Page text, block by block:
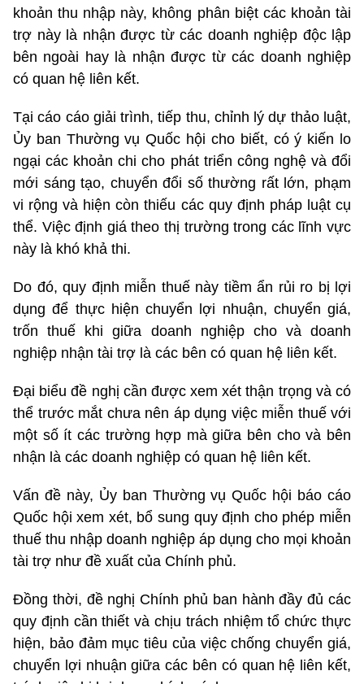
khoản thu nhập này, không phân biệt các khoản tài
trợ này là nhận được từ các doanh nghiệp độc lập
bên ngoài hay là nhận được từ các doanh nghiệp
có quan hệ liên kết.
Tại cáo cáo giải trình, tiếp thu, chỉnh lý dự thảo luật,
Ủy ban Thường vụ Quốc hội cho biết, có ý kiến lo
ngại các khoản chi cho phát triển công nghệ và đổi
mới sáng tạo, chuyển đổi số thường rất lớn, phạm
vi rộng và hiện còn thiếu các quy định pháp luật cụ
thể. Việc định giá theo thị trường trong các lĩnh vực
này là khó khả thi.
Do đó, quy định miễn thuế này tiềm ẩn rủi ro bị lợi
dụng để thực hiện chuyển lợi nhuận, chuyển giá,
trốn thuế khi giữa doanh nghiệp cho và doanh
nghiệp nhận tài trợ là các bên có quan hệ liên kết.
Đại biểu đề nghị cần được xem xét thận trọng và có
thể trước mắt chưa nên áp dụng việc miễn thuế với
một số ít các trường hợp mà giữa bên cho và bên
nhận là các doanh nghiệp có quan hệ liên kết.
Vấn đề này, Ủy ban Thường vụ Quốc hội báo cáo
Quốc hội xem xét, bổ sung quy định cho phép miễn
thuế thu nhập doanh nghiệp áp dụng cho mọi khoản
tài trợ như đề xuất của Chính phủ.
Đồng thời, đề nghị Chính phủ ban hành đầy đủ các
quy định cần thiết và chịu trách nhiệm tổ chức thực
hiện, bảo đảm mục tiêu của việc chống chuyển giá,
chuyển lợi nhuận giữa các bên có quan hệ liên kết,